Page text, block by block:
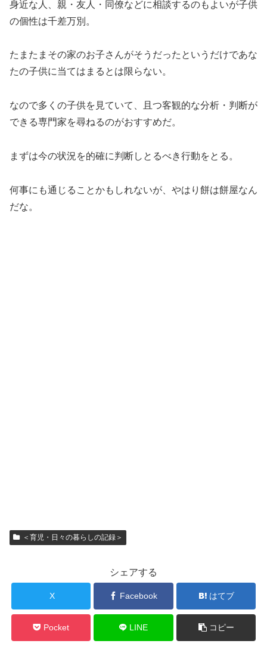
身近な人、親・友人・同僚などに相談するのもよいが子供
の個性は千差万別。
たまたまその家のお子さんがそうだったというだけであな
たの子供に当てはまるとは限らない。
なので多くの子供を見ていて、且つ客観的な分析・判断が
できる専門家を尋ねるのがおすすめだ。
まずは今の状況を的確に判断しとるべき行動をとる。
何事にも通じることかもしれないが、やはり餅は餅屋なん
だな。
＜育児・日々の暮らしの記録＞
シェアする
X Facebook はてブ
Pocket LINE コピー